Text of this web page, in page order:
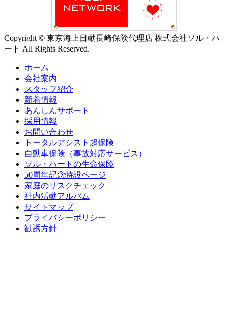
Copyright © 東京海上日動長崎保険代理店 株式会社ソル・ハ
ート All Rights Reserved.
ホーム
会社案内
スタッフ紹介
新着情報
あんしんサポート
採用情報
お問い合わせ
トータルアシスト超保険
自動車保険（事故対応サービス）
ソル・ハートの生命保険
50周年記念特設ページ
家庭のリスクチェック
社内活動アルバム
サイトマップ
プライバシーポリシー
勧誘方針